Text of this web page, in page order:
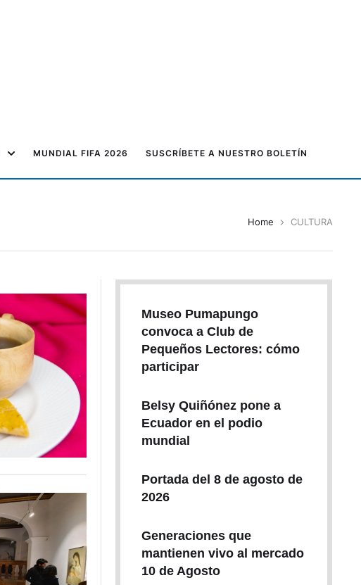
MUNDIAL FIFA 2026 SUSCRÍBETE A NUESTRO BOLETÍN
Home CULTURA
Museo Pumapungo
convoca a Club de
Pequeños Lectores: cómo
participar
Belsy Quiñónez pone a
Ecuador en el podio
mundial
Portada del 8 de agosto de
2026
Generaciones que
mantienen vivo al mercado
10 de Agosto